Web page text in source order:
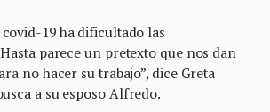
19 ha dificultado las
parece un pretexto que nos dan
no hacer su trabajo”, dice Greta
a su esposo Alfredo.